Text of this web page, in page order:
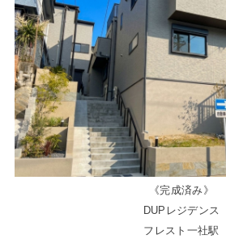
《完成済み》
DUPレジデンス
フレスト一社駅